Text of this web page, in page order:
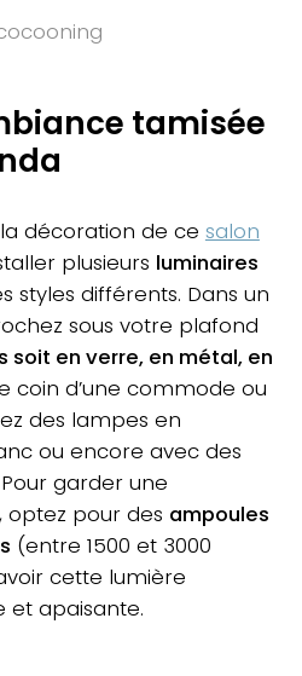
tamisée
décoration de ce salon
plusieurs luminaires
styles différents. Dans un
sous votre plafond
soit en verre, en métal, en
coin d’une commode ou
des lampes en
ou encore avec des
garder une
pour des ampoules
(entre 1500 et 3000
cette lumière
apaisante.